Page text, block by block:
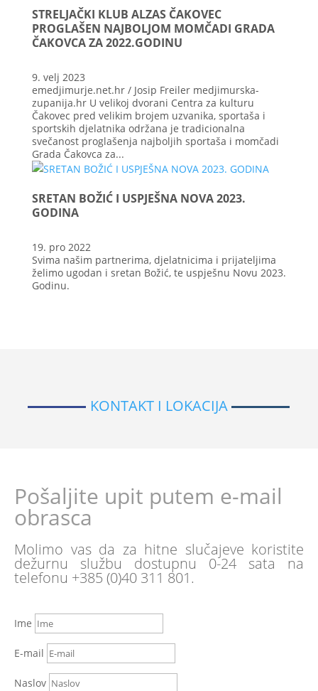
STRELJAČKI KLUB ALZAS ČAKOVEC
PROGLAŠEN NAJBOLJOM MOMČADI GRADA
ČAKOVCA ZA 2022.GODINU
9. velj 2023
emedjimurje.net.hr / Josip Freiler medjimurska-
zupanija.hr U velikoj dvorani Centra za kulturu
Čakovec pred velikim brojem uzvanika, sportaša i
sportskih djelatnika održana je tradicionalna
svečanost proglašenja najboljih sportaša i momčadi
Grada Čakovca za...
SRETAN BOŽIĆ I USPJEŠNA NOVA 2023.
GODINA
19. pro 2022
Svima našim partnerima, djelatnicima i prijateljima
želimo ugodan i sretan Božić, te uspješnu Novu 2023.
Godinu.
KONTAKT I LOKACIJA
Pošaljite upit putem e-mail
obrasca
Molimo vas da za hitne slučajeve koristite
dežurnu službu dostupnu 0-24 sata na
telefonu +385 (0)40 311 801.
Ime
E-mail
Naslov